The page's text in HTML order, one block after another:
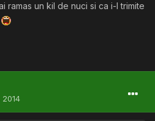
ramas un kil de nuci si ca i-l trimite